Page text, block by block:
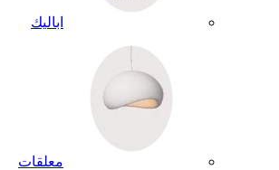
اباليك
معلقات